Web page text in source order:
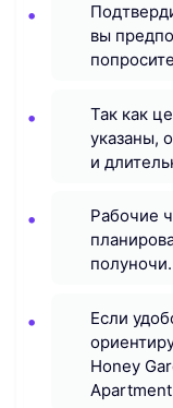
вы
Так как
указаны,
и
Рабочие
полуночи.
Если
Honey